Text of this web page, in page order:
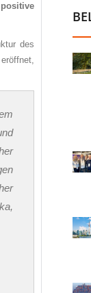
des